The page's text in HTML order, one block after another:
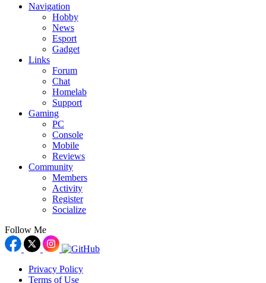
Navigation
Hobby
News
Esport
Gadget
Links
Forum
Chat
Homelab
Support
Gaming
PC
Console
Mobile
Reviews
Community
Members
Activity
Register
Socialize
Follow Me
Privacy Policy
Terms of Use